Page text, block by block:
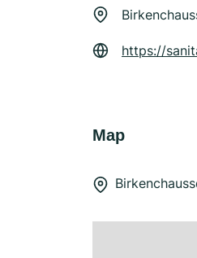
https://
Map